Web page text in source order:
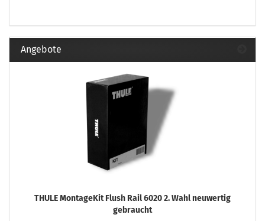
Angebote
THULE MontageKit Flush Rail 6020 2. Wahl neuwertig
gebraucht